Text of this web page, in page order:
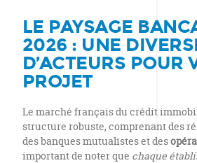
LE PAYSAGE
2026 : UNE
D’ACTEURS POUR
PROJET
Le marché français du crédit
structure robuste, comprenant des
des banques mutualistes et des
important de noter que chaque